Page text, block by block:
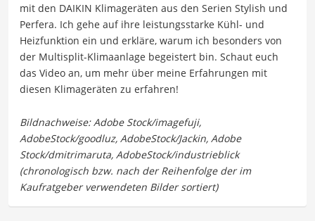
mit den DAIKIN Klimageräten aus den Serien Stylish und
Perfera. Ich gehe auf ihre leistungsstarke Kühl- und
Heizfunktion ein und erkläre, warum ich besonders von
der Multisplit-Klimaanlage begeistert bin. Schaut euch
das Video an, um mehr über meine Erfahrungen mit
diesen Klimageräten zu erfahren!